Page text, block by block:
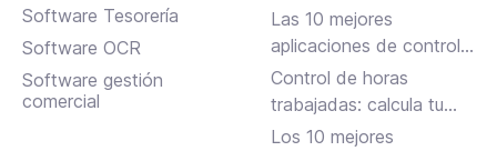
Software Tesorería
Software OCR
Software gestión
comercial
requisitos y cómo
solicitarla
Las 10 mejores
aplicaciones de control
horario para fichar en el
trabajo
Control de horas
trabajadas: calcula tu
jornada laboral
Los 10 mejores